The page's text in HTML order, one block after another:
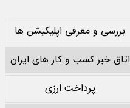
بررسی و معرفی اپلیکیشن ها
اتاق خبر کسب و کار های ایران
پرداخت ارزی